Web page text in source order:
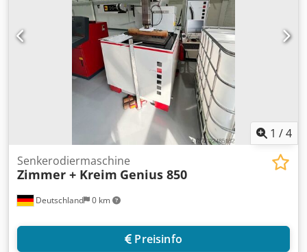
1 /4
Deutschland 0 km
Senkerodiermaschine
Zimmer + Kreim Genius 850
Preisinfo